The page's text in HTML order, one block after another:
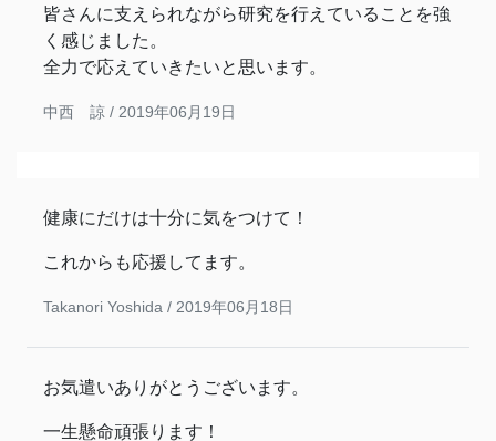
皆さんに支えられながら研究を行えていることを強
く感じました。
全力で応えていきたいと思います。
中西 諒 / 2019年06月19日
健康にだけは十分に気をつけて！
これからも応援してます。
Takanori Yoshida / 2019年06月18日
お気遣いありがとうございます。
一生懸命頑張ります！